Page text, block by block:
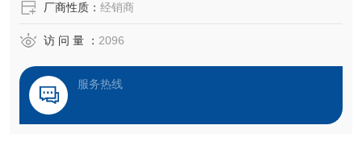
厂商性质： 经销商
访 问 量 ： 2096
服务热线